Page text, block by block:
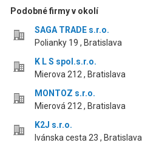
Podobné firmy v okolí
SAGA TRADE s.r.o.
Polianky 19 , Bratislava
K L S spol.s.r.o.
Mierova 212 , Bratislava
MONTOZ s.r.o.
Mierová 212 , Bratislava
K2J s.r.o.
Ivánska cesta 23 , Bratislava